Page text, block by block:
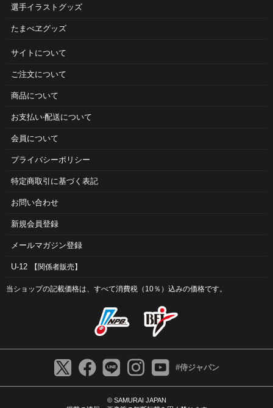
選手イラストグッズ
たまべヱグッズ
サイトについて
ご注⽂について
商品について
お⽀払い‧配送について
会員について
プライバシーポリシー
特定商取引に基づく表記
お問い合わせ
新規会員登録
メールマガジン登録
U-12 【関係者販売】
当ショップの記載価格は、すべて消費税（10％）込みの価格です。
#侍ジャパン
© SAMURAI JAPAN